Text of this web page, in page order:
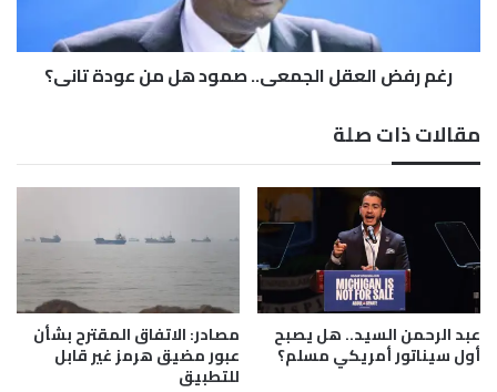
زع
ل
ج
م
ي
.
ص
م
و
رغم رفض العقل الجمعي.. صمود هل من عودة تاني؟
مقالات ذات صلة
عبد الرحمن السيد.. هل يصبح
أول سيناتور أمريكي مسلم؟
مصادر: الاتفاق المقترح بشأن
عبور مضيق هرمز غير قابل
للتطبيق